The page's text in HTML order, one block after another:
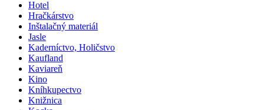
Hotel
Hračkárstvo
Inštalačný materiál
Jasle
Kaderníctvo, Holičstvo
Kaufland
Kaviareň
Kino
Kníhkupectvo
Knižnica